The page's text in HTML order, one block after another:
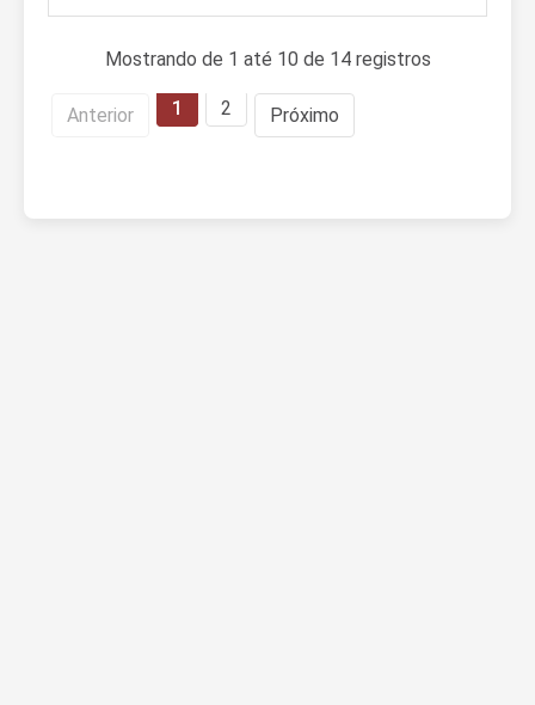
Mostrando de 1 até 10 de 14 registros
Anterior 1 2 Próximo